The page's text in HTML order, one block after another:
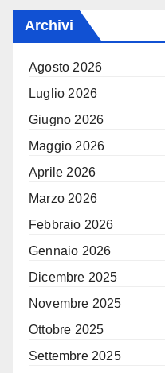
Archivi
Agosto 2026
Luglio 2026
Giugno 2026
Maggio 2026
Aprile 2026
Marzo 2026
Febbraio 2026
Gennaio 2026
Dicembre 2025
Novembre 2025
Ottobre 2025
Settembre 2025